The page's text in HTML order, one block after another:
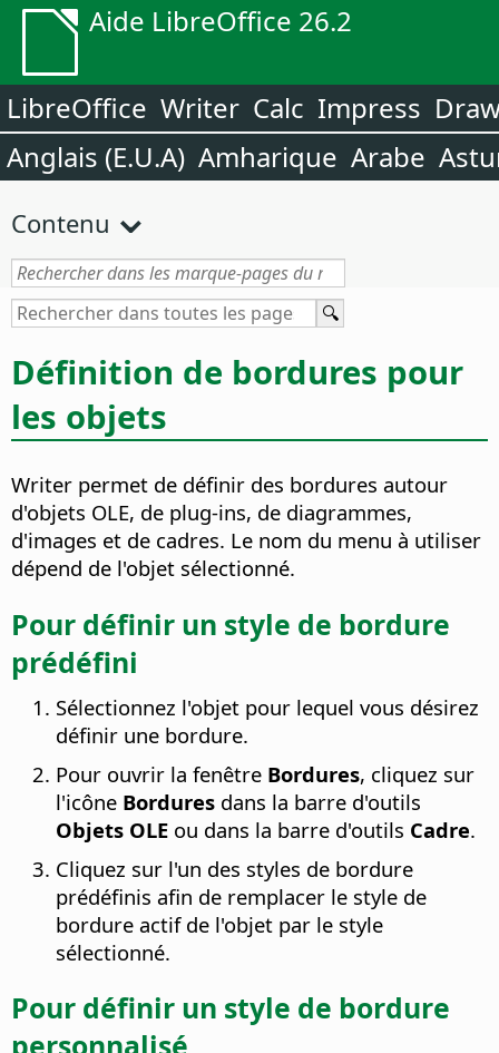
Aide LibreOffice 26.2
LibreOffice Writer Calc Impress
Anglais (E.U.A) Amharique Arabe
Contenu
Définition de bordures pour
les objets
Writer permet de définir des bordures autour
d'objets OLE, de plug-ins, de diagrammes,
d'images et de cadres. Le nom du menu à utiliser
dépend de l'objet sélectionné.
Pour définir un style de bordure
prédéfini
Sélectionnez l'objet pour lequel vous désirez
définir une bordure.
Pour ouvrir la fenêtre Bordures, cliquez sur
l'icône Bordures dans la barre d'outils
Objets OLE ou dans la barre d'outils Cadre.
Cliquez sur l'un des styles de bordure
prédéfinis afin de remplacer le style de
bordure actif de l'objet par le style
sélectionné.
Pour définir un style de bordure